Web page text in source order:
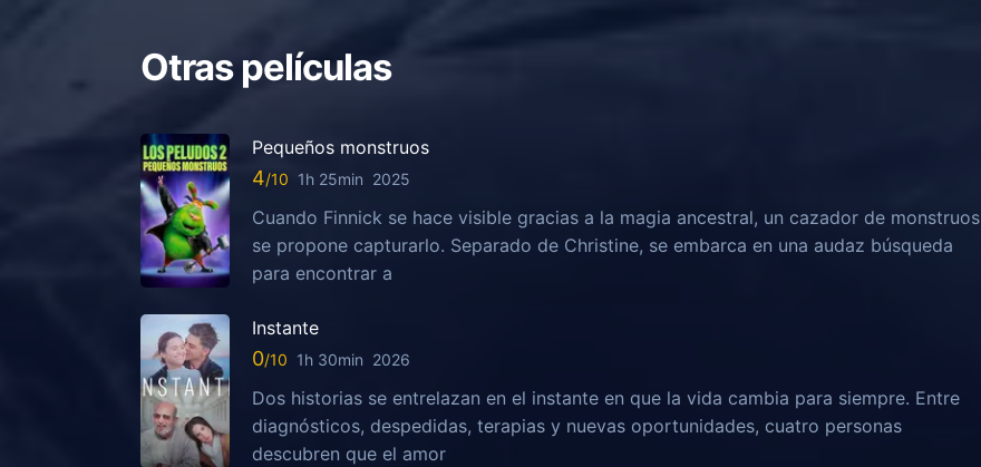
Otras películas
Pequeños monstruos
4 1h 25min 2025
Cuando Finnick se hace visible gracias a la magia ancestral, un cazador de monstruos
se propone capturarlo. Separado de Christine, se embarca en una audaz búsqueda
para encontrar a
Instante
0 1h 30min 2026
Dos historias se entrelazan en el instante en que la vida cambia para siempre. Entre
diagnósticos, despedidas, terapias y nuevas oportunidades, cuatro personas
descubren que el amor